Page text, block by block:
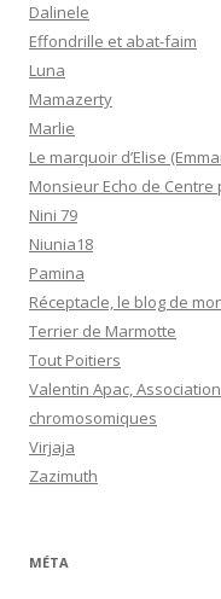
Dalinele
Effondrille et abat-faim
Luna
Mamazerty
Marlie
Le marquoir d’Elise
Monsieur Echo de Centre
Nini 79
Niunia18
Pamina
Réceptacle, le blog de
Terrier de Marmotte
Tout Poitiers
Valentin Apac,
chromosomiques
Virjaja
Zazimuth
MÉTA